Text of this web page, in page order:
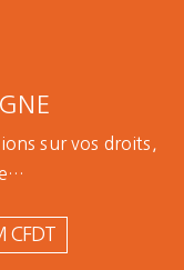
sur vos droits,
CFDT